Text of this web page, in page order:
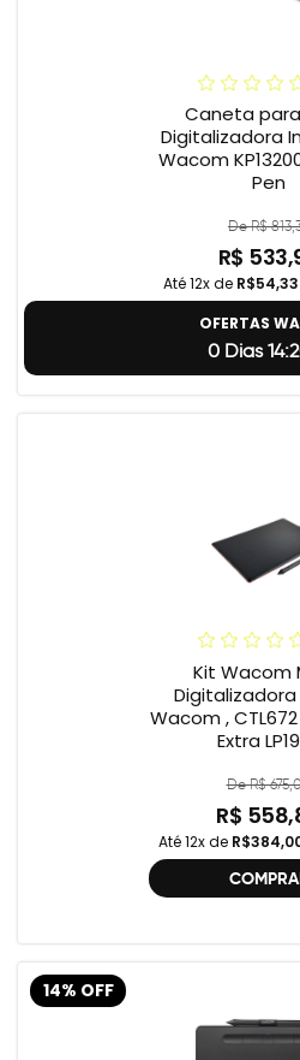
Caneta
Digitalizadora
Wacom
Pen
De R$
R$
Até 12x de R$54,33
OFERTAS
0 Dias
Kit Wacom
Digitalizadora
Wacom ,
Extra
De R$
R$
Até 12x de
14% OFF